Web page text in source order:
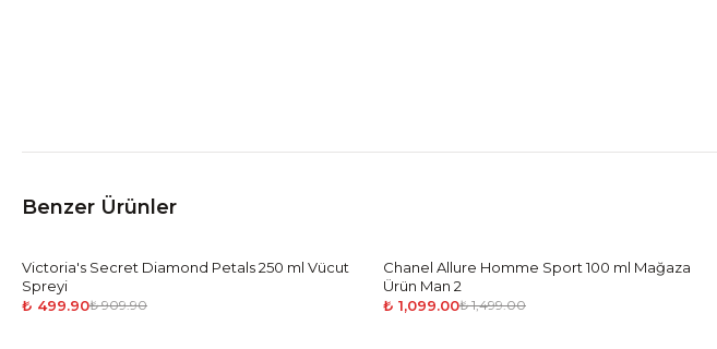
Benzer Ürünler
-45%
Victoria's Secret Diamond Petals 250 ml Vücut
Spreyi
₺ 499.90₺ 909.90
-27%
Chanel Allure Homme Sport 100 ml Mağaza
Ürün Man 2
₺ 1,099.00₺ 1,499.00